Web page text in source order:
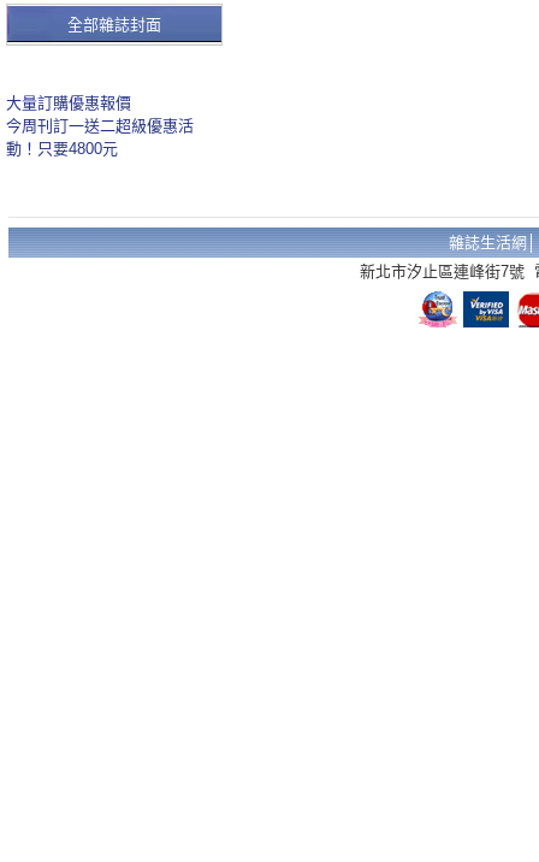
全部雜誌封面
大量訂購優惠報價
今周刊訂一送二超級優惠活
動！只要4800元
雜誌生活網
新北市汐止區連峰街7號